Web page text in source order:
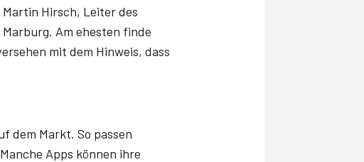
Hirsch, Leiter des
Am ehesten finde
mit dem Hinweis, dass
dem Markt. So passen
Apps können ihre